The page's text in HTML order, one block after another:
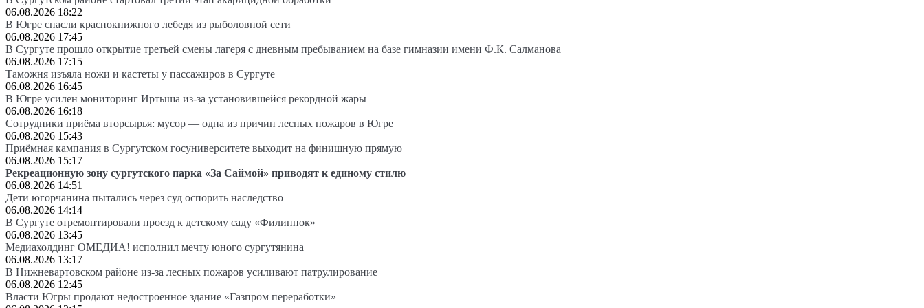
06.08.2026 18:22
В Югре спасли краснокнижного лебедя из рыболовной сети
06.08.2026 17:45
В Сургуте прошло открытие третьей смены лагеря с дневным пребыванием на базе гимназии имени Ф.К. Салманова
06.08.2026 17:15
Таможня изъяла ножи и кастеты у пассажиров в Сургуте
06.08.2026 16:45
В Югре усилен мониторинг Иртыша из-за установившейся рекордной жары
06.08.2026 16:18
Сотрудники приёма вторсырья: мусор — одна из причин лесных пожаров в Югре
06.08.2026 15:43
Приёмная кампания в Сургутском госуниверситете выходит на финишную прямую
06.08.2026 15:17
Рекреационную зону сургутского парка «За Саймой» приводят к единому стилю
06.08.2026 14:51
Дети югорчанина пытались через суд оспорить наследство
06.08.2026 14:14
В Сургуте отремонтировали проезд к детскому саду «Филиппок»
06.08.2026 13:45
Медиахолдинг ОМЕДИА! исполнил мечту юного сургутянина
06.08.2026 13:17
В Нижневартовском районе из-за лесных пожаров усиливают патрулирование
06.08.2026 12:45
Власти Югры продают недостроенное здание «Газпром переработки»